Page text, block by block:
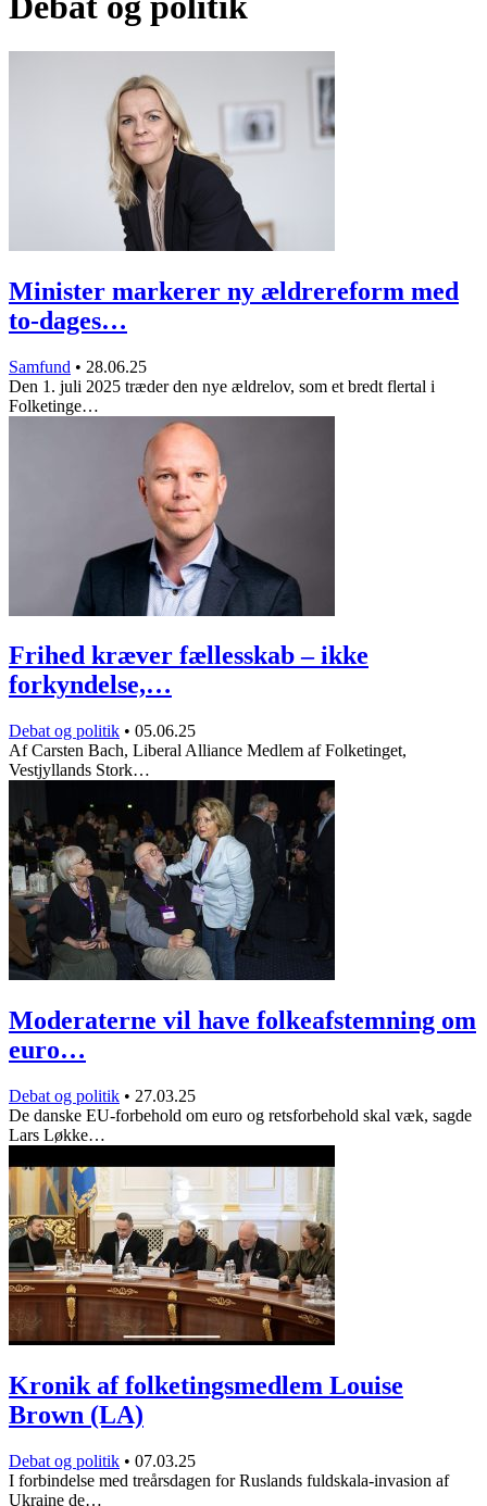
Minister markerer ny ældrereform med
to-dages…
Samfund • 28.06.25
Den 1. juli 2025 træder den nye ældrelov, som et bredt flertal i
Folketinge…
Frihed kræver fællesskab – ikke
forkyndelse,…
Debat og politik • 05.06.25
Af Carsten Bach, Liberal Alliance Medlem af Folketinget,
Vestjyllands Stork…
Moderaterne vil have folkeafstemning om
euro…
Debat og politik • 27.03.25
De danske EU-forbehold om euro og retsforbehold skal væk, sagde
Lars Løkke…
Kronik af folketingsmedlem Louise
Brown (LA)
Debat og politik • 07.03.25
I forbindelse med treårsdagen for Ruslands fuldskala-invasion af
Ukraine de…